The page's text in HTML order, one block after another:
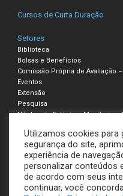
Cursos de Curta Duração
Setores
Biblioteca
Bolsas e Benefícios
Comissão Própria de Avaliação –
Eventos
Extensão
Pesquisa
Núcleo de Estágio e Monitoria –
Compliance – Ouvidoria
Política de Privacidade e
Termos de Uso
Utilizamos cookies para
segurança do site,
experiência de
personalizar conteúdos
de acordo com seus
continuar, você